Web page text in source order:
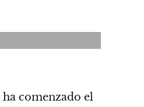
comenzado el